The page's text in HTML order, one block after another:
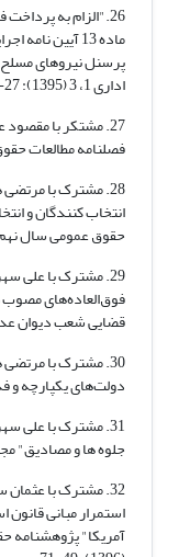
26."الزام به
ماده 13 آیین
پرسنل نیروهای
اداری 1، 3 (1395): 27-32.
27. مشتکر با
فصلنامه مطالعات حقوق عمومی 47،
28. مشترک با
انتخاب کنندگان و
حقوق عمومی سال نهم، دوره
29. مشترک با علی
فوق‌العاده‌های مصوب
قضایی شعب دیوان عداالت اداری
30. مشترک با
دولت‌های یکپارچه و فدرال"
31. مشترک با علی
جلوه ها و مصادیق" مجله
32. مشترک با
استمرار مبانی